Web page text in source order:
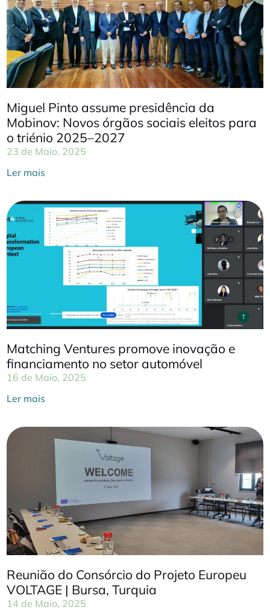
Miguel Pinto assume presidência da
Mobinov: Novos órgãos sociais eleitos para
o triénio 2025–2027
23 de Maio, 2025
Ler mais
Matching Ventures promove inovação e
financiamento no setor automóvel
16 de Maio, 2025
Ler mais
Reunião do Consórcio do Projeto Europeu
VOLTAGE | Bursa, Turquia
14 de Maio, 2025